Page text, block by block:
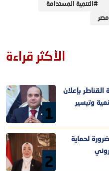
# التنمية المستدامة
الأكثر قراءة
1
بإعلان
وتيسير
2
لحماية